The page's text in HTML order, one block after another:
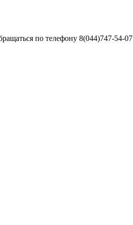
по телефону 8(044)747-54-07